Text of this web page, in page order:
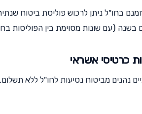
בחו"ל ניתן לרכוש פוליסת ביטוח
כרטיסי אשראי
נהנים מביטוח נסיעות לחו"ל ללא